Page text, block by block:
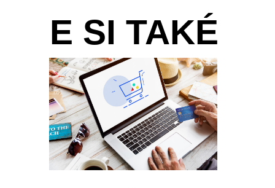
E SI TAKÉ